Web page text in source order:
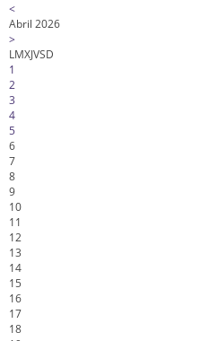
<
Abril 2026
>
LMXJVSD
1
2
3
4
5
6
7
8
9
10
11
12
13
14
15
16
17
18